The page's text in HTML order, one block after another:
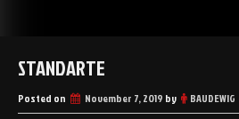
STANDARTE
Posted on November 7, 2019 by BAUDEWIG